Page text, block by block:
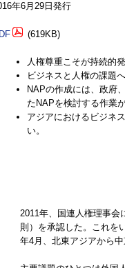
年6月29日発行
(619KB)
人権尊重こそが持続的
ビジネスと人権の課題
NAPの作成には、政府
たNAPを検討する作業が
アジアにおけるビジネ
い。
2011年、国連人権理事会
則）を承認した。これを
年4月、北東アジアから